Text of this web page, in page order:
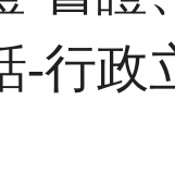
政